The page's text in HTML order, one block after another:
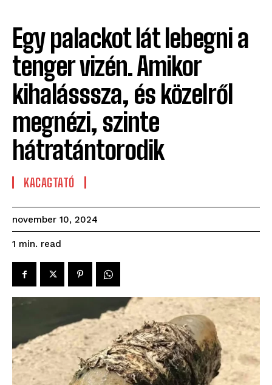
Egy palackot lát lebegni a
tenger vizén. Amikor
kihalásssza, és közelről
megnézi, szinte
hátratántorodik
KACAGTATÓ
november 10, 2024
1 min. read